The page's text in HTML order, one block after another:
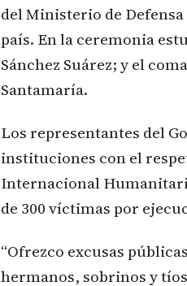
del Ministerio de
país. En la ceremonia
Sánchez Suárez; y el
Santamaría.
Los representantes del
instituciones con el
Internacional
de 300 víctimas por
“Ofrezco excusas
hermanos, sobrinos y